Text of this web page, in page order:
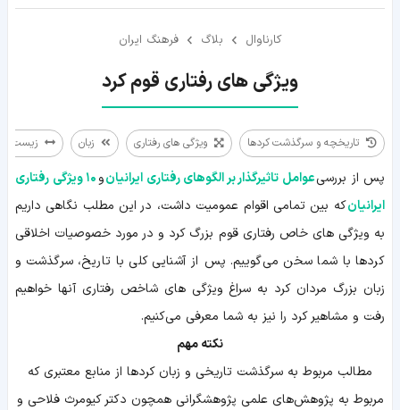
کارناوال بلاگ فرهنگ ایران
ویژگی های رفتاری قوم کرد
تاریخچه و سرگذشت کردها ویژگی های رفتاری زبان
زیست
تاریخچه
و
سرگذشت
ویژگی
های
رفتاری
زبان
زیست
بوم
مشاهیر
پس از بررسیعوامل تاثیرگذار بر الگوهای رفتاری ایرانیانو
۱۰ ویژگی رفتاری
ایرانیانکه بین تمامی اقوام عمومیت داشت، در این مطلب نگاهی داریم
به ویژگی های خاص رفتاری قوم بزرگ کرد و در مورد خصوصیات اخلاقی
کردها با شما سخن می‌گوییم. پس از آشنایی کلی با تاریخ، سرگذشت و
زبان بزرگ مردان کرد به سراغ ویژگی های شاخص رفتاری آنها خواهیم
رفت و مشاهیر کرد را نیز به شما معرفی می‌کنیم.
نکته مهم
مطالب مربوط به سرگذشت تاریخی و زبان کردها از منابع معتبری که
مربوط به پژوهش‌های علمی پژوهشگرانی همچون دکتر کیومرث فلاحی و